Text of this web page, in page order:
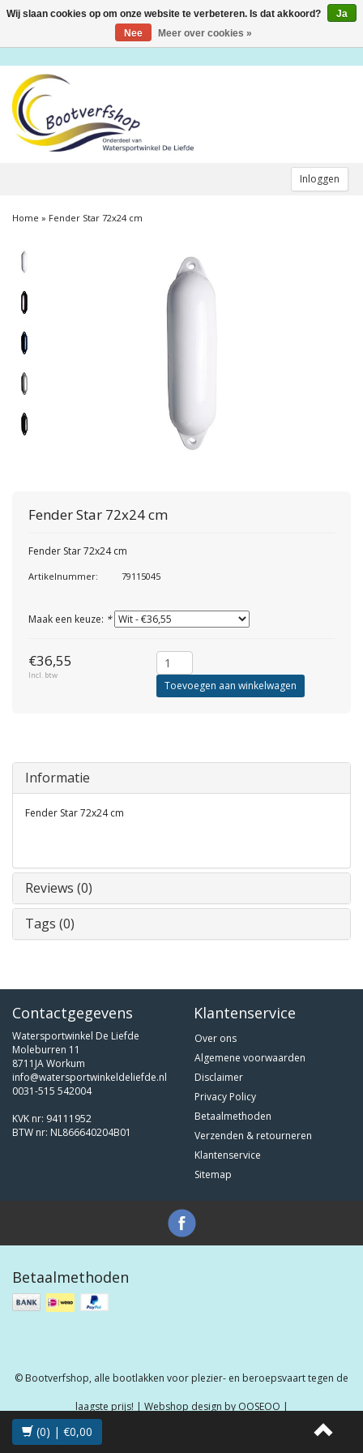
Inloggen
Toggle
Home » Fender Star 72x24 cm
Fender Star 72x24 cm
Fender Star 72x24 cm
Artikelnummer: 79115045
Maak een keuze: *
€36,55
Incl. btw
Toevoegen aan winkelwagen
Informatie
Fender Star 72x24 cm
Reviews (0)
Tags (0)
Contactgegevens
Watersportwinkel De Liefde
Moleburren 11
8711JA Workum
info@watersportwinkeldeliefde.nl
0031-515 542004
KVK nr: 94111952
BTW nr: NL866640204B01
Klantenservice
Over ons
Algemene voorwaarden
Disclaimer
Privacy Policy
Betaalmethoden
Verzenden & retourneren
Klantenservice
Sitemap
Betaalmethoden
© Bootverfshop, alle bootlakken voor plezier- en beroepsvaart tegen de
laagste prijs! | Webshop design by OOSEOO |
(0) | €0,00
Wij slaan cookies op om onze website te verbeteren. Is dat akkoord?
Ja
Nee
Meer over cookies »